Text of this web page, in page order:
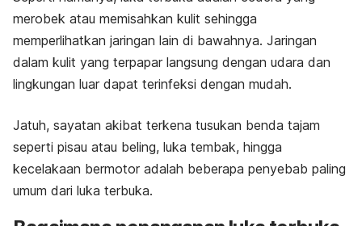
merobek atau memisahkan kulit sehingga
memperlihatkan jaringan lain di bawahnya. Jaringan
dalam kulit yang terpapar langsung dengan udara dan
lingkungan luar dapat terinfeksi dengan mudah.
Jatuh, sayatan akibat terkena tusukan benda tajam
seperti pisau atau beling, luka tembak, hingga
kecelakaan bermotor adalah beberapa penyebab paling
umum dari luka terbuka.